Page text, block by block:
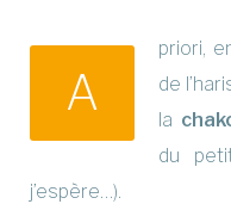
A
priori,
de
la
du
j’espère…).